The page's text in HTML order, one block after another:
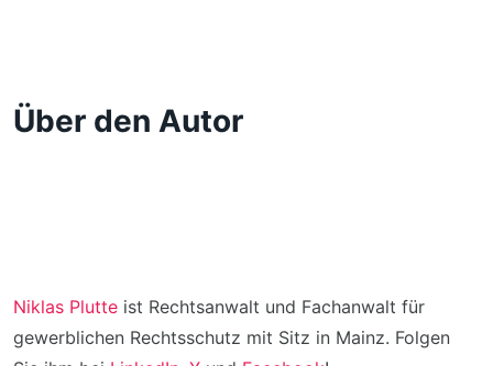
Über den Autor
Niklas Plutte ist Rechtsanwalt und Fachanwalt für
gewerblichen Rechtsschutz mit Sitz in Mainz. Folgen